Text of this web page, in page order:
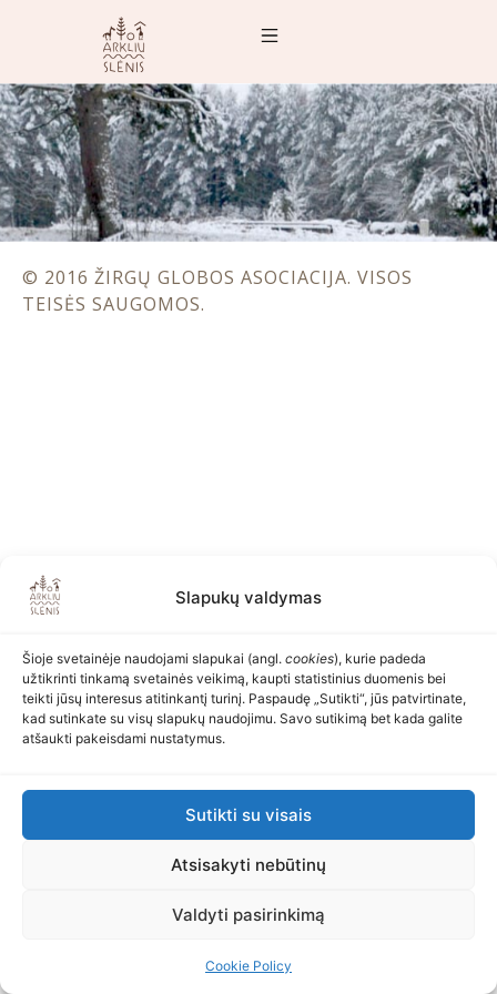
Slapukų valdymas
Šioje svetainėje naudojami slapukai (angl. cookies), kurie padeda
užtikrinti tinkamą svetainės veikimą, kaupti statistinius duomenis bei
teikti jūsų interesus atitinkantį turinį. Paspaudę „Sutikti“, jūs patvirtinate,
kad sutinkate su visų slapukų naudojimu. Savo sutikimą bet kada galite
atšaukti pakeisdami nustatymus.
Sutikti su visais
Atsisakyti nebūtinų
Valdyti pasirinkimą
Cookie Policy
© 2016 ŽIRGŲ GLOBOS ASOCIACIJA. VISOS
TEISĖS SAUGOMOS.